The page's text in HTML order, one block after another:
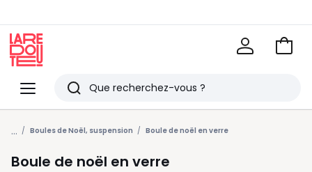
Menu
Redoute
Rechercher
Derniers
articles
vus
Voir
... Boules de Noël, suspension Boule de noël en verre
Boule de noël en verre